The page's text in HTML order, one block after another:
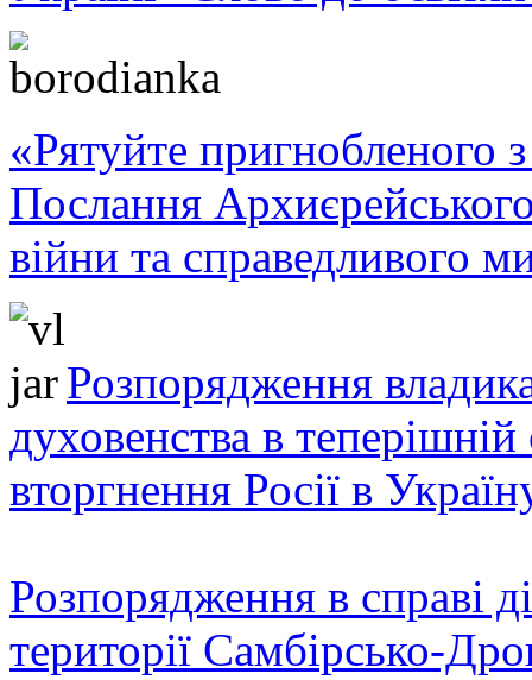
«Рятуйте пригнобленого
Послання
війни та справедливого
Розпорядження
духовенства в теперішній
вторгнення Росії в
Розпорядження в справі
території Самбірсько-